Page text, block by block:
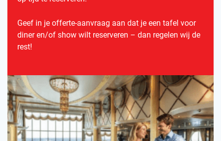
Geef in je offerte-aanvraag aan dat je een tafel voor
diner en/of show wilt reserveren – dan regelen wij de
rest!